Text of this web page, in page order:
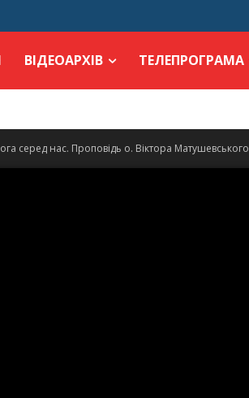
ВІДЕОАРХІВ ТЕЛЕПРОГРАМА
серед нас. Проповідь о. Віктора Матушевського